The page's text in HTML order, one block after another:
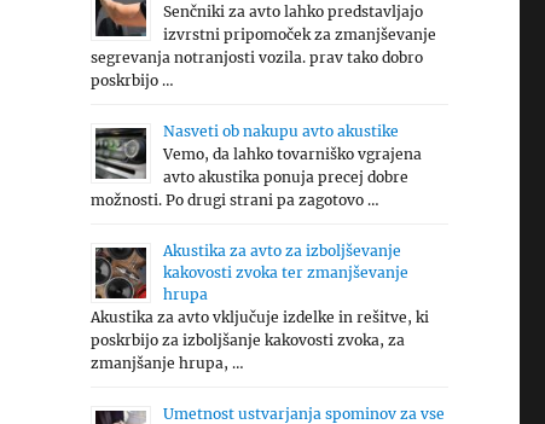
Senčniki za avto lahko predstavljajo
izvrstni pripomoček za zmanjševanje
segrevanja notranjosti vozila. prav tako dobro
poskrbijo …
Nasveti ob nakupu avto akustike
Vemo, da lahko tovarniško vgrajena
avto akustika ponuja precej dobre
možnosti. Po drugi strani pa zagotovo …
Akustika za avto za izboljševanje
kakovosti zvoka ter zmanjševanje
hrupa
Akustika za avto vključuje izdelke in rešitve, ki
poskrbijo za izboljšanje kakovosti zvoka, za
zmanjšanje hrupa, …
Umetnost ustvarjanja spominov za vse